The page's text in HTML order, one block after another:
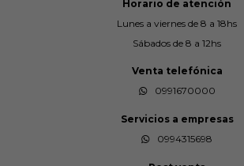
Horario de atención
Lunes a viernes de 8 a 18hs
Sábados de 8 a 12hs
Venta telefónica
0991670000
Servicios a empresas
0994315698